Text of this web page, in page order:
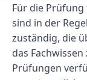
Für die
sind in der
zuständig, die
das
Prüfungen